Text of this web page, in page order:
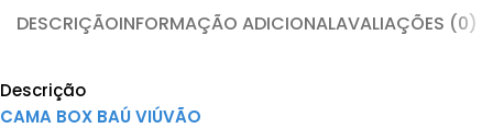
DESCRIÇÃOINFORMAÇÃO ADICIONALAVALIAÇÕES (0)
Descrição
CAMA BOX BAÚ VIÚVÃO